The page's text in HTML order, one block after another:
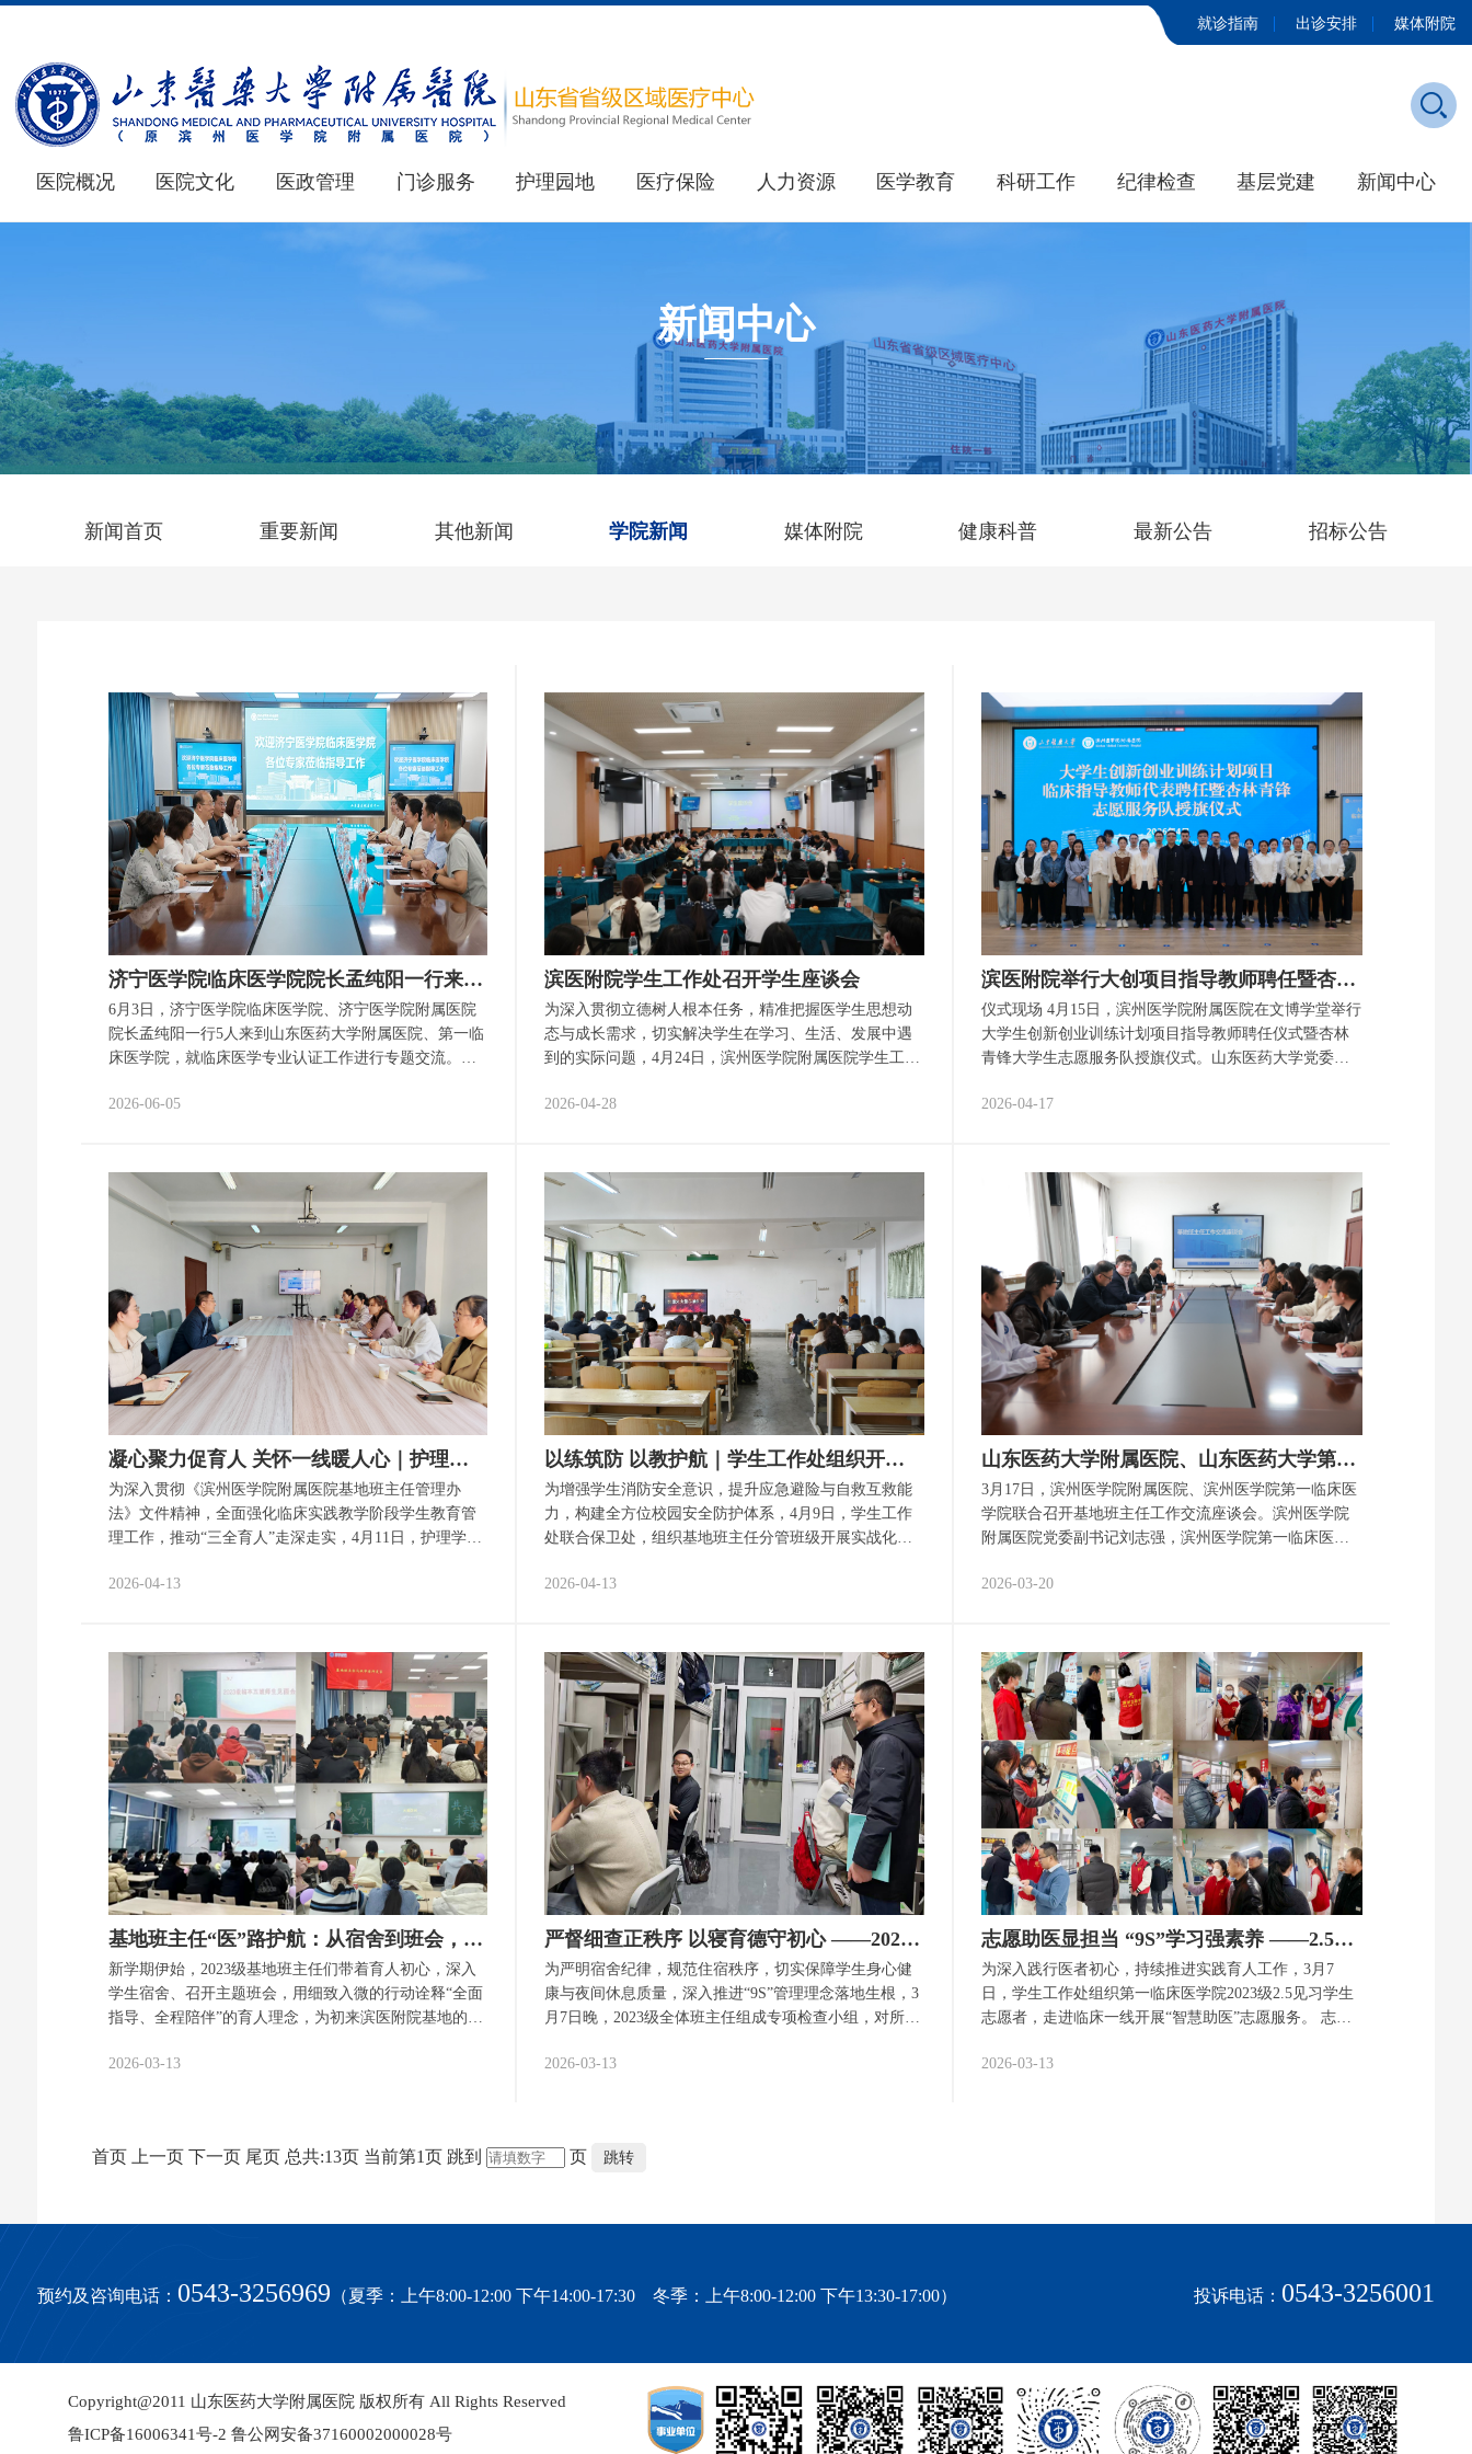
就诊指南 出诊安排 媒体附院
医院概况
MORE+
仁心 · 妙术
医院简介
医院文化 医政管理 门诊服务 护理园地 医疗保险 人力资源 医学教育
仁心 · 妙术
科研工作 纪律检查 基层党建 新闻中心
MORE+
仁心 · 妙术
重要新闻 媒体附院
健康科普 最新公告 招标公告
新闻中心
新闻首页 重要新闻 其他新闻 学院新闻 媒体附院 健康科普 最新公告 招标公告
济宁医学院临床医学院院长孟纯阳一行来院交流临床医学专业认证工作
6月3日，济宁医学院临床医学院、济宁医学院附属医院
院长孟纯阳一行5人来到山东医药大学附属医院、第一临
床医学院，就临床医学专业认证工作进行专题交流。山
敏及相关职能部门负责人接待来访并参会座谈。 座谈会
的经验。孟纯阳介绍济宁医学院临床医学院办学特色与
学科建设成果。他表示，希望依托本次交流互鉴，取长
补短，共同助推医学教育高质量发展。 会后，在张晓敏
与教育处工作人员陪同下，孟纯阳一行实地走访临床技
能中心，双方围绕实训体系搭建、模拟教学资源使用、
学生考核评价机制等关键内容深入研讨，交换建设思
路。 此次交流搭建起两校医教合作桥梁，双方表示将以
此次走访为契机，持续互联互通、优势互补，深耕临床
医学教学建设，助力山东省医学教育提质升级。
2026-06-05
滨医附院学生工作处召开学生座谈会
为深入贯彻立德树人根本任务，精准把握医学生思想动
态与成长需求，切实解决学生在学习、生活、发展中遇
到的实际问题，4月24日，滨州医学院附属医院学生工作
记刘志强出席会议并讲话。会议由学生工作处处长杨秀
代表结合临床医学专业学习特点，围绕课程安排、实验
心需求逐一发言；针对宿舍管理、餐饮服务、校园安
全、基础设施维护、文体活动供给等日常关切，提出具
体意见与改进建议。与会各部门负责人认真倾听、细致
记录，对同学们提出的问题不回避、不敷衍、不拖延，
能现场解答的当即回应，能立即整改的现场明确整改时
限，需多部门协同推进的逐一登记备案、纳入督办清
单。 刘志强在总结讲话中表示，此次座谈会是医院践行
&ldqu……
2026-04-28
滨医附院举行大创项目指导教师聘任暨杏林青锋志愿服务队授旗仪式
仪式现场 4月15日，滨州医学院附属医院在文博学堂举行
大学生创新创业训练计划项目指导教师聘任仪式暨杏林
青锋大学生志愿服务队授旗仪式。山东医药大学党委委
医药大学第一临床医学院党委副书记王嵩，党委委员、
任、青年学生代表参加仪式。仪式由滨医附院学生工作
处处长杨秀红主持。 王术光在致辞中指出，大学生创新
创业训练计划是国家深化高等教育综合改革、提升人才
培养质量的核心工程，是医学院校彰显办学实力、培育
卓越医学人才的关键抓手。他希望全体指导教师要坚守
育人初心、潜心治学施教，将临床经验转化为育人资
源，严把项目全流程质量；校院双方要同向发力，推动
大创项目向省级、国家级高端突破；广大青年学子要志
存高远、脚踏实地，在临床实践中锤炼本领、严守学术
诚信，努力成长为德才兼备……
2026-04-17
凝心聚力促育人 关怀一线暖人心｜护理学院开展护理基地班主任座谈会
为深入贯彻《滨州医学院附属医院基地班主任管理办
法》文件精神，全面强化临床实践教学阶段学生教育管
理工作，推动“三全育人”走深走实，4月11日，护理学院
后深入临床一线看望慰问在岗履职的护理基地班主任，
况，围绕学生日常管理、学业指导、心理疏导、特殊学
生帮扶、工作保障等方面分享履职经验、提出现阶段学
生实习见习的顾虑。 吕海波在座谈中强调，护理基地班
主任是学院全员育人、全过程育人、全方位育人的关键
力量，肩负着指导见（实）习学生学业规划、专业学
习、综合素质培养和日常管理的重要使命。他指出，基
地班主任身处育人最前沿，既是学习的“引路人”，精准
指导学生掌握……
2026-04-13
以练筑防 以教护航｜学生工作处组织开展实战化消防演练
为增强学生消防安全意识，提升应急避险与自救互救能
力，构建全方位校园安全防护体系，4月9日，学生工作
处联合保卫处，组织基地班主任分管班级开展实战化消
次演练坚持“实战化、全流程、重实效”原则，破解学
点演示灭火器、消火栓使用方法，组织学生逐一上手实
操；细致讲解隐患排查、报警规范、疏散引导及基础医
疗救护技能，梳理理论考点，重点警示宿舍违规用电等
常见安全隐患。此次演练是推进“安全育人”、衔接消防
考核的关键举措，旨在实现“以练促学、以练促防、以练
促用”。 此次演练既是对校园应急预案的全面检验，也是
一次深刻的安全育人实践，意义……
2026-04-13
山东医药大学附属医院、山东医药大学第一临床医学院联合召开基地班主任工作交流座谈会
3月17日，滨州医学院附属医院、滨州医学院第一临床医
学院联合召开基地班主任工作交流座谈会。滨州医学院
附属医院党委副书记刘志强，滨州医学院第一临床医学
会，学生工作处处长杨秀红主持会议。 刘志强围绕基地
务、优化环境的基础上，重点加强宿舍用电安全管理，
全面排查用电隐患，坚决杜绝违规用电行为，筑牢学生
住宿安全防线；二是抓实学生心理管理，要求班主任密
切关注学生思想动态，常态化开展谈心谈话，精准掌握
学生心理诉求，及时开展心理疏导，助力学生培育良好
心理品质；三是压实辅导员履职责任，明确辅导员在学
生日常管理、思想引领中的核心作用，确保学生安全管
理无死角、全覆盖。 针对进一步提升基地班主任工作质
效、推动学生管理工作提质增效，王嵩提出具体要求，
一要完善服务保障，……
2026-03-20
基地班主任“医”路护航：从宿舍到班会，筑牢医学新生成长根基
新学期伊始，2023级基地班主任们带着育人初心，深入
学生宿舍、召开主题班会，用细致入微的行动诠释“全面
指导、全程陪伴”的育人理念，为初来滨医附院基地的学
展“为你把宿舍暖成家”暖心行动。老师们带领滨城区本
同时，逐一检查储物柜，标注物品放置位置并附图片说
础。 在首次主题班会上，……
2026-03-13
严督细查正秩序 以寝育德守初心 ——2023级班主任开展夜间宿舍突击检查
为严明宿舍纪律，规范住宿秩序，切实保障学生身心健
康与夜间休息质量，深入推进“9S”管理理念落地生根，3
月7日晚，2023级全体班主任组成专项检查小组，对所辖
查聚焦无故晚归、夜不归宿、深夜违规娱乐等突出问
查”相结合的方式，重点覆盖5号、6号宿舍楼，检查前，
2026-03-13
志愿助医显担当 “9S”学习强素养 ——2.5见习学子走进临床一线开展“智慧助医...
为深入践行医者初心，持续推进实践育人工作，3月7
日，学生工作处组织第一临床医学院2023级2.5见习学生
志愿者，走进临床一线开展“智慧助医”志愿服务。 志愿
域，成为医院里一道温暖亮丽的风景线。大家分工明
余，志愿者们还实地参观了门诊9S管理体系，深入学习
环境整理、物品摆放、流程规范和素养培育等标准化管
2026-03-13
首页 上一页 下一页 尾页 总共:13页 当前第1页 跳到 页 跳转
预约及咨询电话： 0543-3256969 （夏季：上午8:00-12:00 下午14:00-17:30 冬季：上午8:00-12:00 下午13:30-17:00） 投诉电话： 0543-3256001
Copyright@2011 山东医药大学附属医院 版权所有 All Rights Reserved
鲁ICP备16006341号-2 鲁公网安备37160002000028号